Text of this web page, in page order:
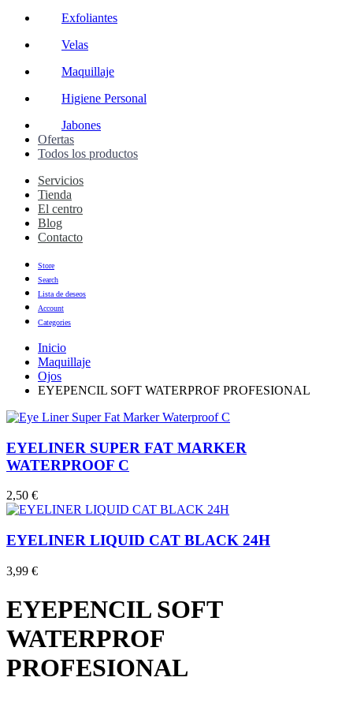
Exfoliantes
Velas
Maquillaje
Higiene Personal
Jabones
Ofertas
Todos los productos
Servicios
Tienda
El centro
Blog
Contacto
Store
Search
Lista de deseos
Account
Categories
Inicio
Maquillaje
Ojos
EYEPENCIL SOFT WATERPROF PROFESIONAL
EYELINER SUPER FAT MARKER
WATERPROOF C
2,50 €
EYELINER LIQUID CAT BLACK 24H
3,99 €
EYEPENCIL SOFT
WATERPROF
PROFESIONAL